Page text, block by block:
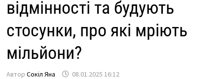
відмінності та будують
стосунки, про які мріють
мільйони?
Автор Сокіл Яна 08.01.2025 16:12